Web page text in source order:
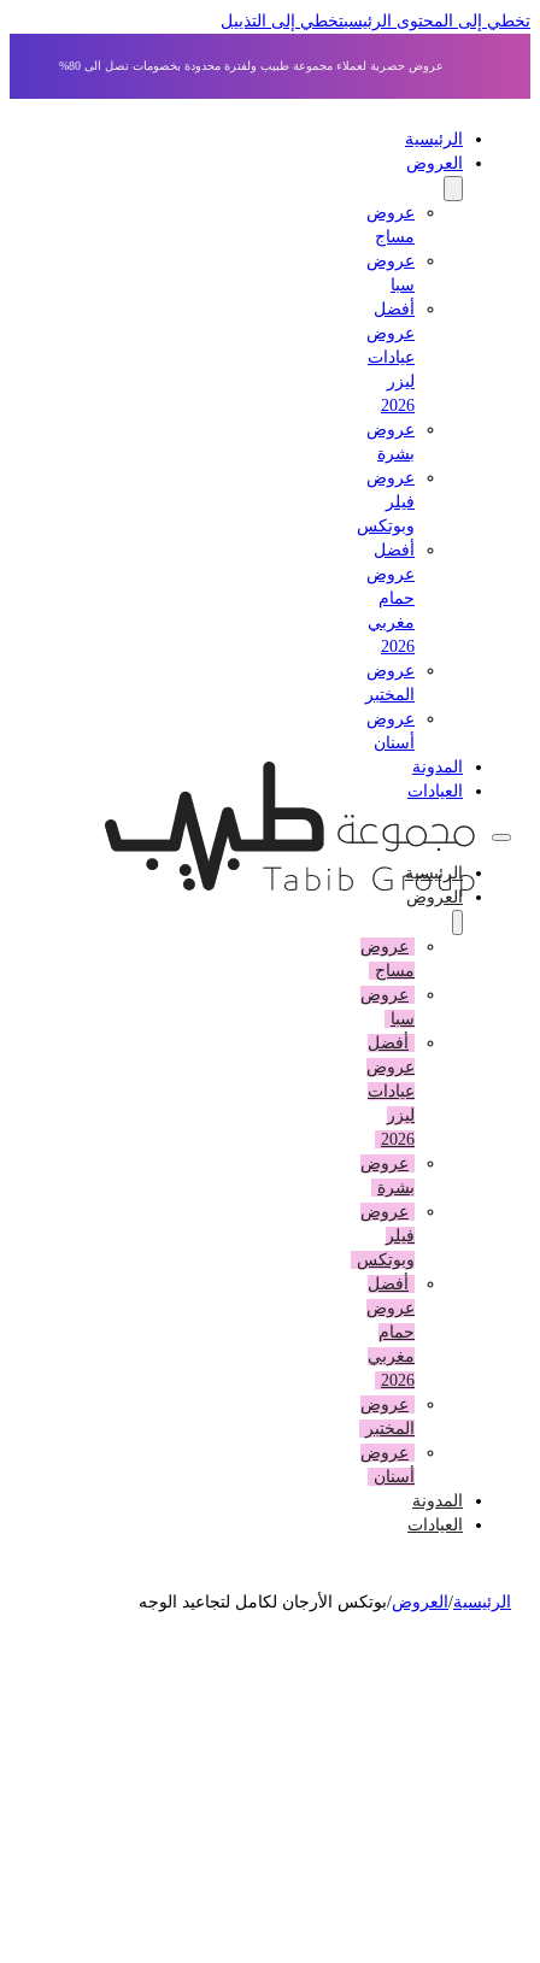
إلى المحتوى الرئيسي تخطي إلى التذييل
عروض حصرية لعملاء مجموعة طبيب ولفترة محدودة بخصومات تصل الى 80%
الرئيسية
العروض
عروض
مساج
عروض
أفضل
عروض
عيادات
عروض
بشرة
عروض
وبوتكس
أفضل
عروض
حمام
مغربي
عروض
المختبر
عروض
أسنان
المدونة
العيادات
الرئيسية
العروض
عروض
مساج
عروض
أفضل
عروض
عيادات
عروض
بشرة
عروض
وبوتكس
أفضل
عروض
حمام
مغربي
عروض
المختبر
عروض
أسنان
المدونة
العيادات
/العروض بوتكس الأرجان لكامل لتجاعيد الوجه